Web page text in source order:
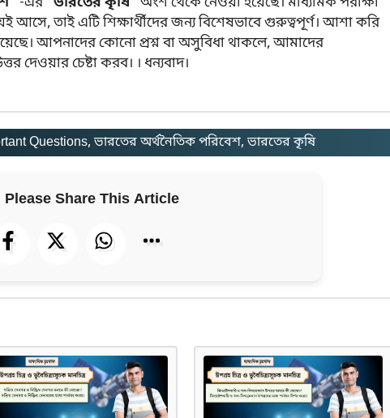
আসে, তাই এটি শিক্ষার্থীদের জন্য বিশেষভাবে গুরুত্বপূর্ণ। আশা করি
আপনাদের কোনো প্রশ্ন বা অসুবিধা থাকলে, আমাদের
চেষ্টা করব। । ধন্যবাদ।
Questions, ভারতের অর্থনৈতিক পরিবেশ, ভারতের কৃষি
Please Share This Article